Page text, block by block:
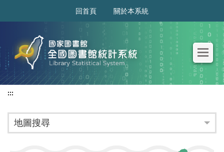
回首頁 關於本系統
:::
地圖搜尋